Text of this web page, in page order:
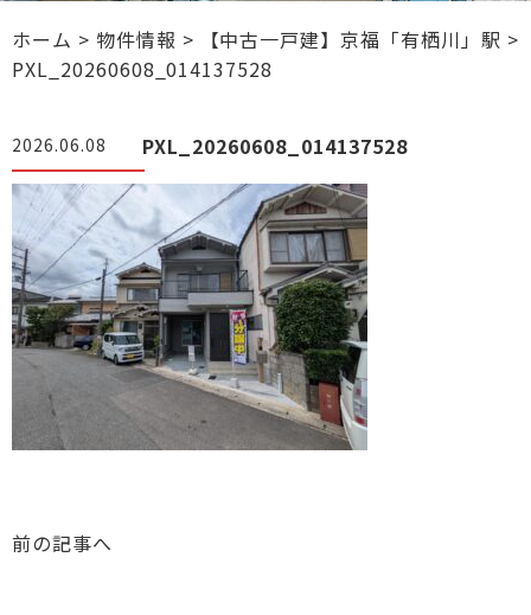
ホーム > 物件情報 > 【中古一戸建】京福「有栖川」駅 >
PXL_20260608_014137528
2026.06.08 PXL_20260608_014137528
前の記事へ